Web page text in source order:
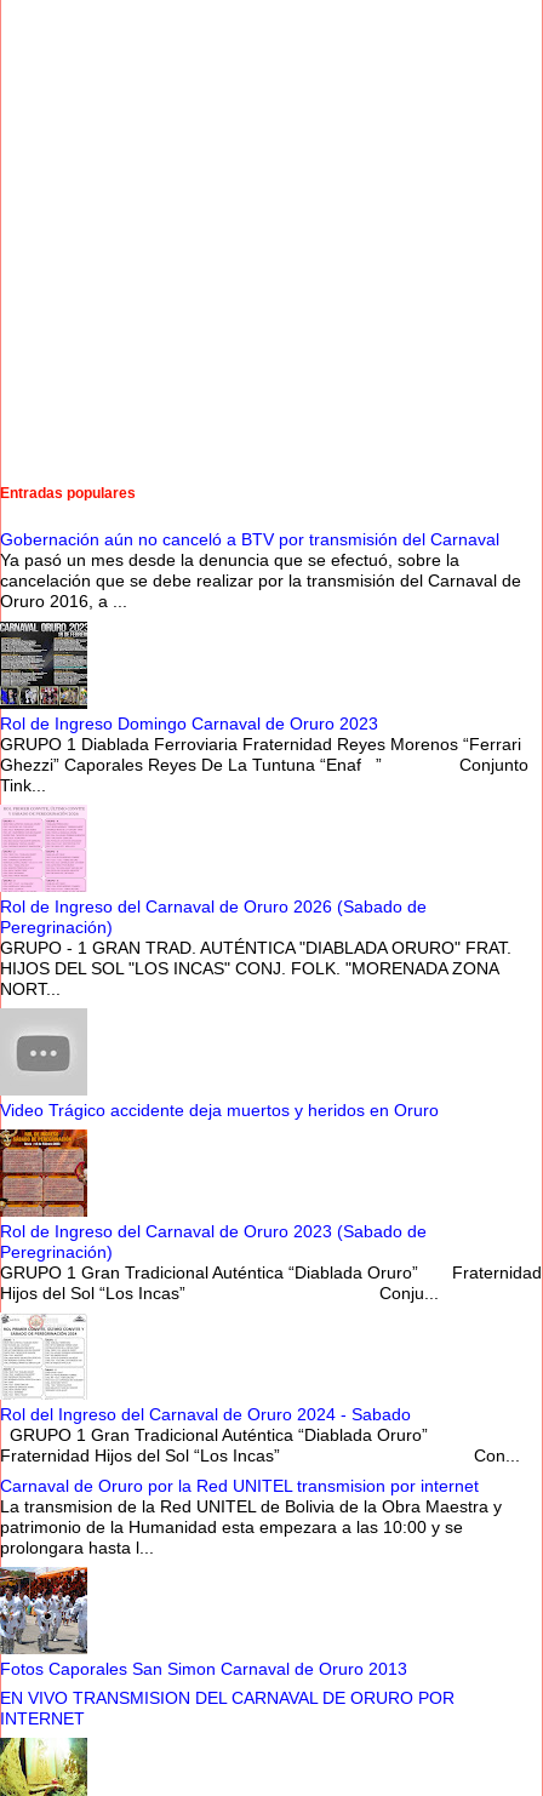
Entradas populares
Gobernación aún no canceló a BTV por transmisión del Carnaval
Ya pasó un mes desde la denuncia que se efectuó, sobre la
cancelación que se debe realizar por la transmisión del Carnaval de
Oruro 2016, a ...
Rol de Ingreso Domingo Carnaval de Oruro 2023
GRUPO 1 Diablada Ferroviaria Fraternidad Reyes Morenos “Ferrari
Ghezzi” Caporales Reyes De La Tuntuna “Enaf ” Conjunto
Tink...
Rol de Ingreso del Carnaval de Oruro 2026 (Sabado de
Peregrinación)
GRUPO - 1 GRAN TRAD. AUTÉNTICA "DIABLADA ORURO" FRAT.
HIJOS DEL SOL "LOS INCAS" CONJ. FOLK. "MORENADA ZONA
NORT...
Video Trágico accidente deja muertos y heridos en Oruro
Rol de Ingreso del Carnaval de Oruro 2023 (Sabado de
Peregrinación)
GRUPO 1 Gran Tradicional Auténtica “Diablada Oruro” Fraternidad
Hijos del Sol “Los Incas” Conju...
Rol del Ingreso del Carnaval de Oruro 2024 - Sabado
GRUPO 1 Gran Tradicional Auténtica “Diablada Oruro”
Fraternidad Hijos del Sol “Los Incas” Con...
Carnaval de Oruro por la Red UNITEL transmision por internet
La transmision de la Red UNITEL de Bolivia de la Obra Maestra y
patrimonio de la Humanidad esta empezara a las 10:00 y se
prolongara hasta l...
Fotos Caporales San Simon Carnaval de Oruro 2013
EN VIVO TRANSMISION DEL CARNAVAL DE ORURO POR
INTERNET